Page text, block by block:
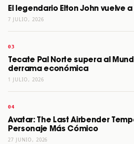
El legendario Elton John vuelve
7 JULIO, 2026
Tecate Pal Norte supera al
derrama económica
1 JULIO, 2026
Avatar: The Last Airbender
Personaje Más Cómico
27 JUNIO, 2026